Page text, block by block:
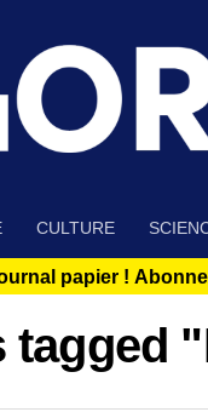
CULTURE
papier !
tagged